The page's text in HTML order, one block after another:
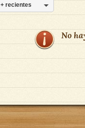
+ recientes
No